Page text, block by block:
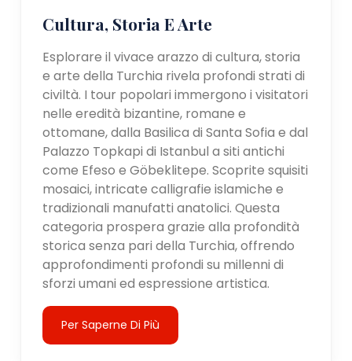
Cultura, Storia E Arte
Esplorare il vivace arazzo di cultura, storia
e arte della Turchia rivela profondi strati di
civiltà. I tour popolari immergono i visitatori
nelle eredità bizantine, romane e
ottomane, dalla Basilica di Santa Sofia e dal
Palazzo Topkapi di Istanbul a siti antichi
come Efeso e Göbeklitepe. Scoprite squisiti
mosaici, intricate calligrafie islamiche e
tradizionali manufatti anatolici. Questa
categoria prospera grazie alla profondità
storica senza pari della Turchia, offrendo
approfondimenti profondi su millenni di
sforzi umani ed espressione artistica.
Per Saperne Di Più